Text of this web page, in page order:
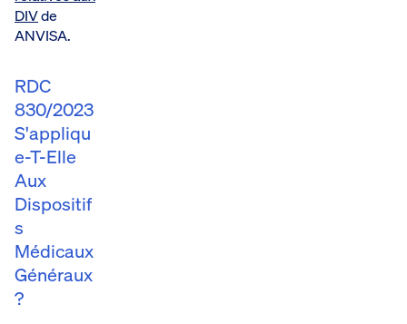
DIVde
ANVISA.
RDC
830/2023
S'appliqu
E-T-Elle
Aux
Dispositif
S
Médicaux
Généraux
?